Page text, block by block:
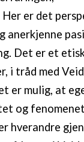
er det
anerkjenne
Det er et
i tråd med
er mulig, at
og
hverandre